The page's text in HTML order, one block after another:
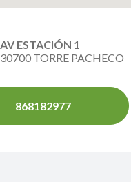
AV ESTACIÓN 1
30700 TORRE PACHECO
868182977